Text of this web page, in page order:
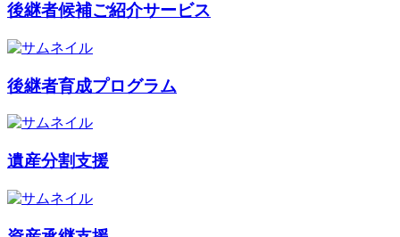
後継者候補ご紹介サービス
後継者育成プログラム
遺産分割支援